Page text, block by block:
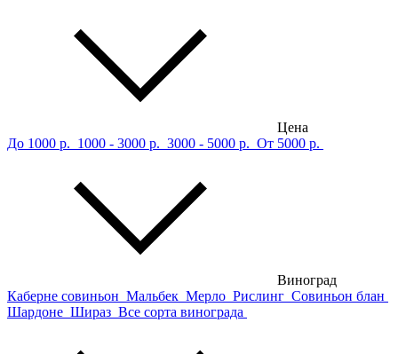
Цена
До 1000 р. 1000 - 3000 р. 3000 - 5000 р. От 5000 р.
Виноград
Каберне совиньон Мальбек Мерло Рислинг Совиньон блан
Шардоне Шираз Все сорта винограда